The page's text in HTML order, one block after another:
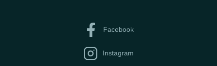
Facebook
Instagram